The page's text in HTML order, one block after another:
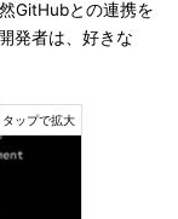
GitHubとの連携を
発者は、好きな